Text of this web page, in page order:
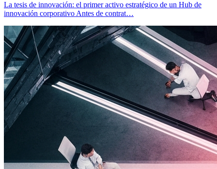
La tesis de innovación: el primer activo estratégico de un Hub de
innovación corporativo Antes de contrat…